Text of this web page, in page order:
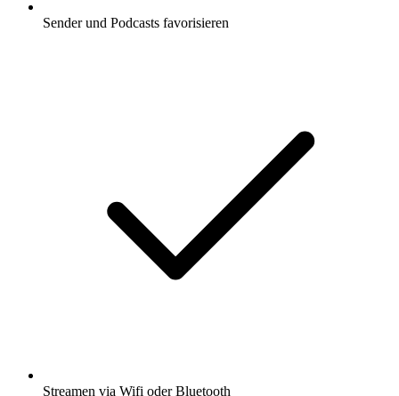
Sender und Podcasts favorisieren
Streamen via Wifi oder Bluetooth